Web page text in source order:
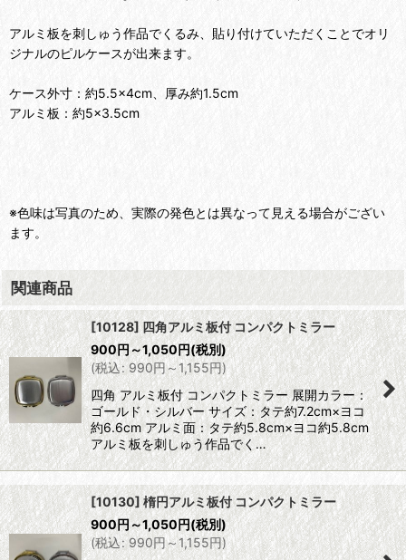
アルミ板を刺しゅう作品でくるみ、貼り付けていただくことでオリ
ジナルのピルケースが出来ます。
ケース外寸：約5.5×4cm、厚み約1.5cm
アルミ板：約5×3.5cm
※色味は写真のため、実際の発色とは異なって見える場合がござい
ます。
関連商品
[10128] 四角アルミ板付 コンパクトミラー
900円～1,050円(税別)
(税込: 990円～1,155円)
四角 アルミ板付 コンパクトミラー 展開カラー：
ゴールド・シルバー サイズ：タテ約7.2cm×ヨコ
約6.6cm アルミ面：タテ約5.8cm×ヨコ約5.8cm
アルミ板を刺しゅう作品でく…
[10130] 楕円アルミ板付 コンパクトミラー
900円～1,050円(税別)
(税込: 990円～1,155円)